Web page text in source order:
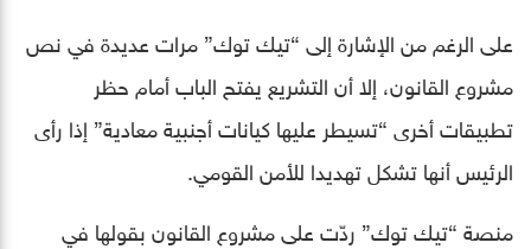
على الرغم من الإشارة إلى “تيك توك” مرات عديدة في نص
مشروع القانون، إلا أن التشريع يفتح الباب أمام حظر
تطبيقات أخرى “تسيطر عليها كيانات أجنبية معادية” إذا رأى
الرئيس أنها تشكل تهديدا للأمن القومي.
منصة “تيك توك” ردّت على مشروع القانون بقولها في